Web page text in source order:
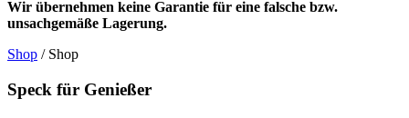
Wir übernehmen keine Garantie für eine falsche bzw.
unsachgemäße Lagerung.
Shop / Shop
Speck für Genießer